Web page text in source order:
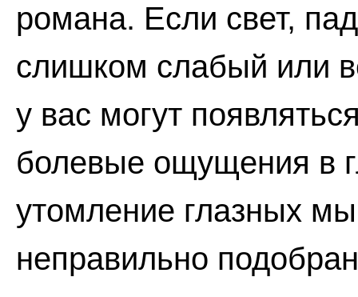
романа. Если свет,
слишком слабый или
у вас могут
болевые ощущения в
утомление глазных
неправильно